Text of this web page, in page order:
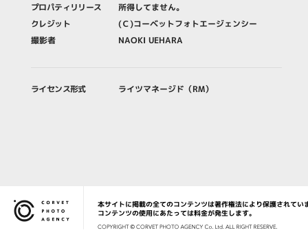
プロパティリリース
所得してません。
クレジット
(Ｃ)コーベットフォトエージェンシー
撮影者
NAOKI UEHARA
ライセンス形式 ライツマネージド（RM）
Corvet Photo Agency
本サイトに掲載の全てのコンテンツは著作権法により保護されてい
コンテンツの使用にあたっては料金が発生します。